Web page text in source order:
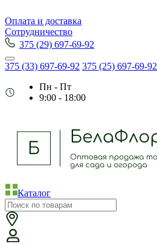
Оплата и доставка
Сотрудничество
375 (29) 697-69-92
375 (33) 697-69-92 375 (25) 697-69-92
Пн - Пт
9:00 - 18:00
Каталог